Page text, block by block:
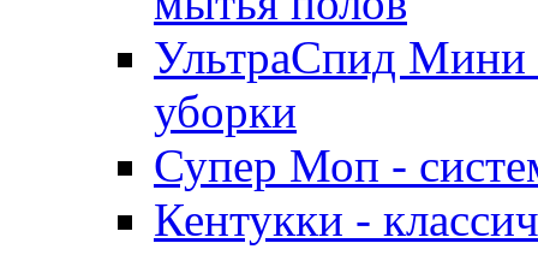
УльтраСпид Мини
уборки
Супер Моп -
Кентукки -